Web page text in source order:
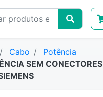
Cabo
Potência
SEM